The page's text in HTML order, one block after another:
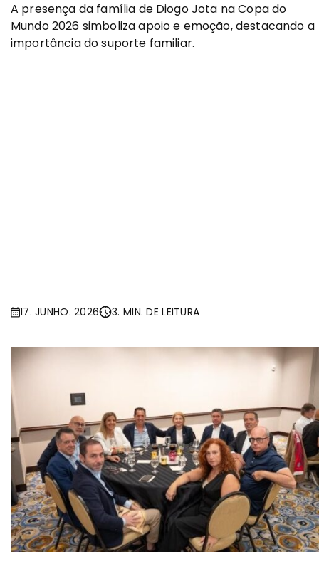
A presença da família de Diogo Jota na Copa do
Mundo 2026 simboliza apoio e emoção, destacando a
importância do suporte familiar.
17. JUNHO. 2026 3. MIN. DE LEITURA